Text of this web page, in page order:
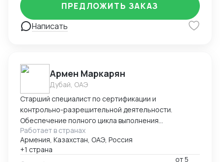
образцов для изготовления сертификации. Проекты
разной сложности, от станков до БАДов
Написать
ПРЕДЛОЖИТЬ ЗАКАЗ
Армен Маркарян
Дубай, ОАЭ
Старший специалист по сертификации и
контрольно-разрешительной деятельности.
Обеспечение полного цикла выполнения
сертификации продукции в соответствие с
требованиями технических регламентов ЕАЭС
(наиболее популярные 004/2011; 010/2011, 012/2011,
Работает в странах
Армения, Казахстан, ОАЭ, Россия
+1 страна
от5